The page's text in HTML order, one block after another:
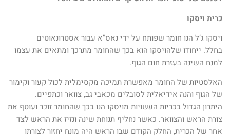
כרית ויסקו
ויסקו ג’ל הנו חומר שפותח על ידי נאס”א עבור אסטרונאוטים
בחלל. ייחודו שלהויסקו הוא בכך שהחומר מתרכך ומתאים את עצמו
למנח השינה בעזרת חום הגוף.
האלסטיות של החומר מאפשרת תמיכה מקסימלית לכול קעור וקימור
של הגוף והנה אידיאלית לסובלים מכאבי גב, צוואר וכתפיים.
היתרון הגדול בכריות העשויות מויסקו הנו בכך שהחומר זוכר ועוטף את
צורת הראש והצוואר. כאשר נחליף תנוחת שינה ונזיז את הראש לצד
אחר של הכרית, החלק הקודם שבו הראש היה מונח יחזור לצורתו